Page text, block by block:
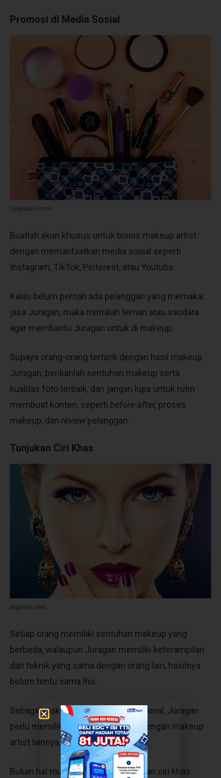
Promosi di Media Sosial
coupaeon.com
Buatlah akun khusus untuk bisnis makeup artist
dengan memanfaatkan media sosial seperti
Instagram, TikTok, Pinterest, atau Youtube.
Kalau belum pernah ada pelanggan yang memakai
jasa Juragan, maka mintalah teman atau saudara
agar membantu Juragan untuk di makeup.
Supaya orang-orang tertarik dengan hasil makeup
Juragan, berikanlah sentuhan makeup serta
kualitas foto terbaik, dan jangan lupa untuk rutin
membuat konten, seperti before-after, proses
makeup, dan review pelanggan.
Tunjukan Ciri Khas
popbela.com
Setiap orang memiliki sentuhan makeup yang
berbeda, walaupun Juragan memiliki keterampilan
dan teknik yang sama dengan orang lain, hasilnya
belum tentu sama lho.
Sebagai makeup artist yang profesional, Juragan
perlu memiliki ciri khas agar beda dengan makeup
artist lainnya.
Bukan hal mudah untuk mendapatkan ciri khas